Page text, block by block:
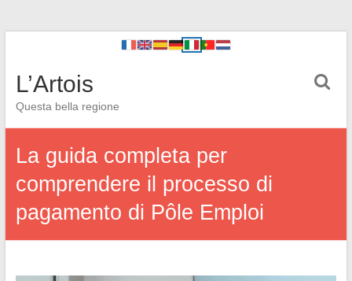
L’Artois
Questa bella regione
La guida completa per
comprendere il processo di
pagamento di Pôle Emploi